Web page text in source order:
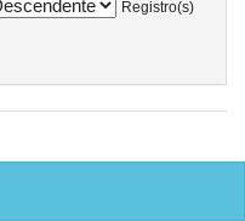
Registro(s)